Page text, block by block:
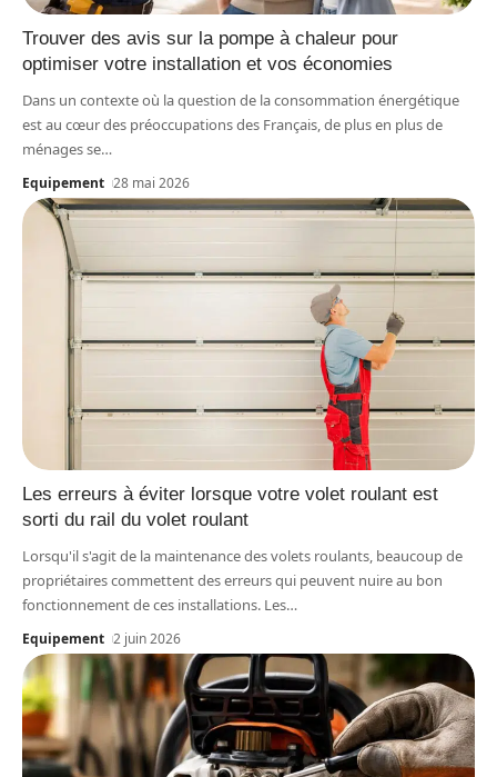
Trouver des avis sur la pompe à chaleur pour
optimiser votre installation et vos économies
Dans un contexte où la question de la consommation énergétique
est au cœur des préoccupations des Français, de plus en plus de
ménages se…
Equipement 28 mai 2026
Les erreurs à éviter lorsque votre volet roulant est
sorti du rail du volet roulant
Lorsqu'il s'agit de la maintenance des volets roulants, beaucoup de
propriétaires commettent des erreurs qui peuvent nuire au bon
fonctionnement de ces installations. Les…
Equipement 2 juin 2026